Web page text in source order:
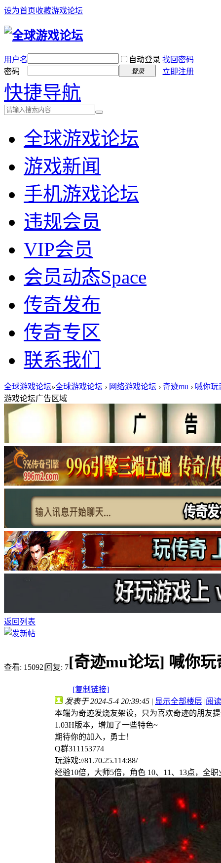
设为首页收藏游戏论坛
用户名 自动登录 找回密码
密码
登录 立即注册
快捷导航
全球游戏论坛
游戏新闻
手机游戏论坛
违规会员
VIP会员
会员动态Space
传奇发布
传奇专区
联系我们
全球游戏论坛»全球游戏论坛 › 网络游戏论坛 › 奇迹mu › 喊你玩
游戏论坛广告区域
返回列表
查看: 15092|回复: 7[奇迹mu论坛] 喊你玩
[复制链接]
发表于 2024-5-4 20:39:45 | 显示全部楼层 |阅
本端为奇迹发烧友架设，只为喜欢奇迹的朋友
1.03H版本，增加了一些特色~
期待你的加入，勇士！
Q群311153774
玩游戏://81.70.25.114:88/
经验10倍，大师5倍，角色 10、11、13点，全